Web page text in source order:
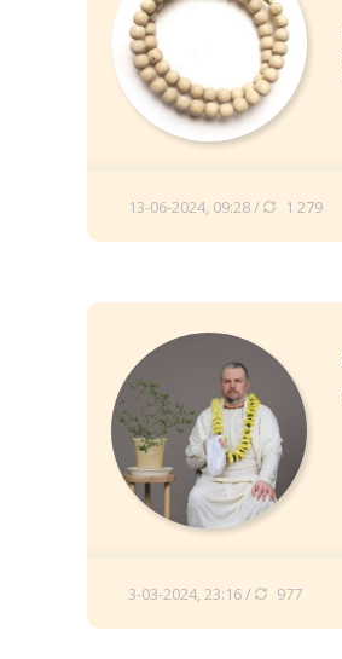
13-06-2024, 09:28 / 1 279
3-03-2024, 23:16 / 977